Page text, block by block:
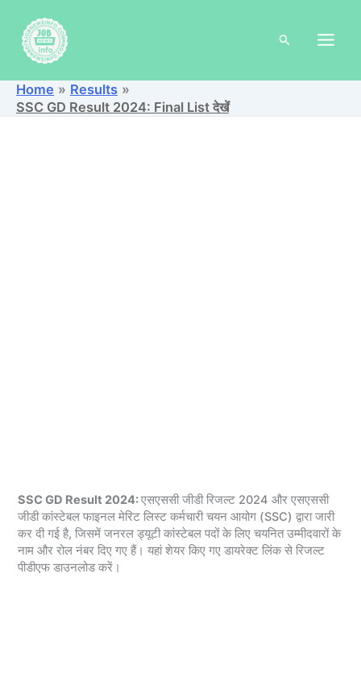
content
Search
Home
Results
SSC GD Result 2024: Final List देखें
SSC GD Result 2024:एसएससी जीडी रिजल्ट 2024 और एसएससी
जीडी कांस्टेबल फाइनल मेरिट लिस्ट कर्मचारी चयन आयोग (SSC) द्वारा जारी
कर दी गई है, जिसमें जनरल ड्यूटी कांस्टेबल पदों के लिए चयनित उम्मीदवारों के
नाम और रोल नंबर दिए गए हैं। यहां शेयर किए गए डायरेक्ट लिंक से रिजल्ट
पीडीएफ डाउनलोड करें।